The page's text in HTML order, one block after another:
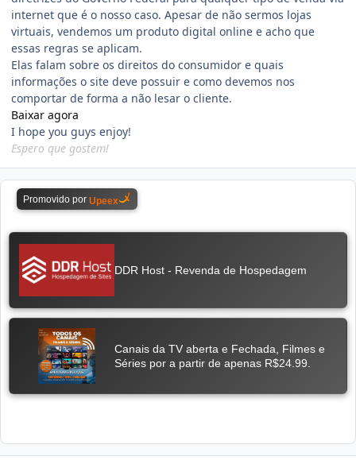
internet que é o nosso caso. Apesar de não sermos lojas
virtuais, vendemos um produto digital online e acho que
essas regras se aplicam.
Elas falam sobre os direitos do consumidor e quais
informações o site deve possuir e como devemos nos
comportar de forma a não lesar o cliente.
Baixar agora
I hope you guys enjoy!
Espero que gostem!